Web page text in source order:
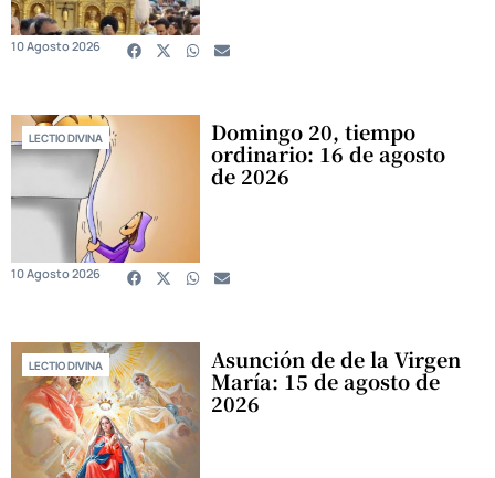
10 Agosto 2026
LECTIO DIVINA Domingo 20, tiempo
ordinario: 16 de agosto
de 2026
10 Agosto 2026
LECTIO DIVINA Asunción de de la Virgen
María: 15 de agosto de
2026